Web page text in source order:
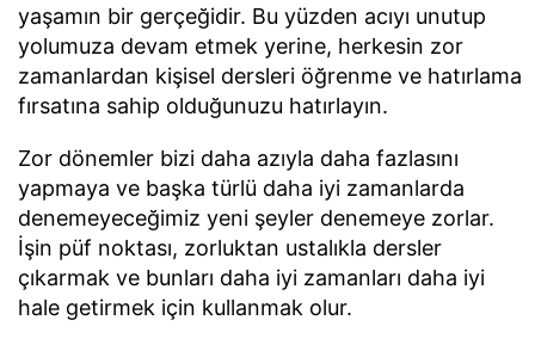
yaşamın bir gerçeğidir. Bu yüzden acıyı unutup
yolumuza devam etmek yerine, herkesin zor
zamanlardan kişisel dersleri öğrenme ve hatırlama
fırsatına sahip olduğunuzu hatırlayın.
Zor dönemler bizi daha azıyla daha fazlasını
yapmaya ve başka türlü daha iyi zamanlarda
denemeyeceğimiz yeni şeyler denemeye zorlar.
İşin püf noktası, zorluktan ustalıkla dersler
çıkarmak ve bunları daha iyi zamanları daha iyi
hale getirmek için kullanmak olur.